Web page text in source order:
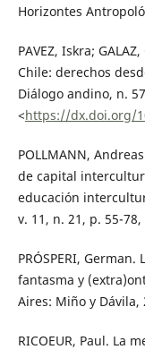
Horizontes
PAVEZ, Iskra;
Chile: derechos
Diálogo andino, n.
<https://dx.doi.org/
POLLMANN,
de capital
educación
v. 11, n. 21, p. 55-78,
PRÓSPERI,
fantasma y
Aires: Miño y Dávila,
RICOEUR, Paul. La